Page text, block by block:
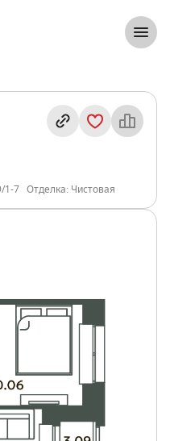
Загляденье,
1-7
Отделка: Чистовая